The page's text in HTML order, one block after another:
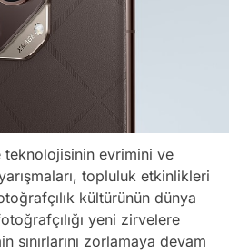
teknolojisinin evrimini ve
topluluk etkinlikleri
kültürünün dünya
yeni zirvelere
sınırlarını zorlamaya devam